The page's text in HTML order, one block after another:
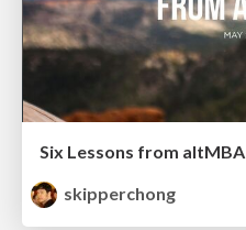
Six Lessons from altMBA
skipperchong